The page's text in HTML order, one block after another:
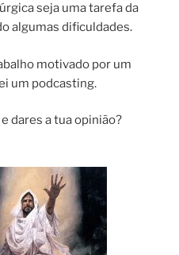
seja uma tarefa da
algumas dificuldades.
motivado por um
um podcasting.
dares a tua opinião?